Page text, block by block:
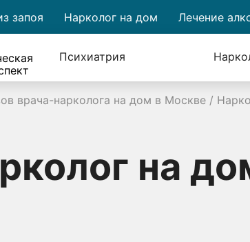
запоя Нарколог на дом Лечение
Психиатрия
врача-нарколога на дом в Москве /
на